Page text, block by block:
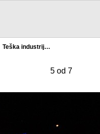
Teška industrij…
5 od 7